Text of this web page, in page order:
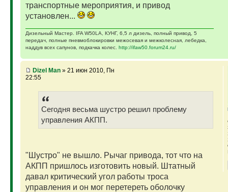
транспортные мероприятия, и привод
установлен...
Дизельный Мастер. IFA W50LA, КУНГ, 6,5 л дизель, полный привод, 5
передач, полные пневмоблокировки межосевая и межколесная, лебедка,
наддув всех сапунов, подкачка колес. http://ifaw50.forum24.ru/
Dizel Man» 21 июн 2010, Пн
22:55
Сегодня весьма шустро решил проблему
управления АКПП.
"Шустро" не вышло. Рычаг привода, тот что на
АКПП пришлось изготовить новый. Штатный
давал критический угол работы троса
управления и он мог перетереть оболочку